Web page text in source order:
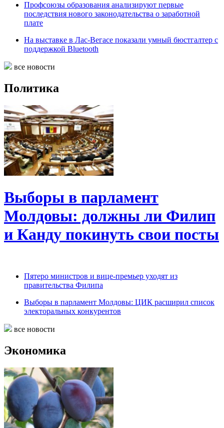
Профсоюзы образования анализируют первые
последствия нового законодательства о заработной
плате
На выставке в Лас-Вегасе показали умный бюстгалтер с
поддержкой Bluetooth
все новости
Политика
Выборы в парламент
Молдовы: должны ли Филип
и Канду покинуть свои посты
Пятеро министров и вице-премьер уходят из
правительства Филипа
Выборы в парламент Молдовы: ЦИК расширил список
электоральных конкурентов
все новости
Экономика